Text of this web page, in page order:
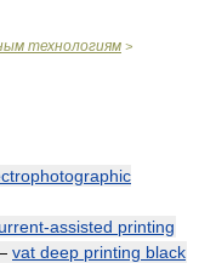
технологиям >
assisted printing
vat deep printing black